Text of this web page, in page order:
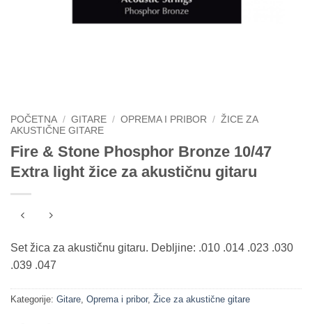
POČETNA / GITARE / OPREMA I PRIBOR / ŽICE ZA
AKUSTIČNE GITARE
Fire & Stone Phosphor Bronze 10/47
Extra light žice za akustičnu gitaru
Set žica za akustičnu gitaru. Debljine: .010 .014 .023 .030
.039 .047
Kategorije: Gitare, Oprema i pribor, Žice za akustične gitare